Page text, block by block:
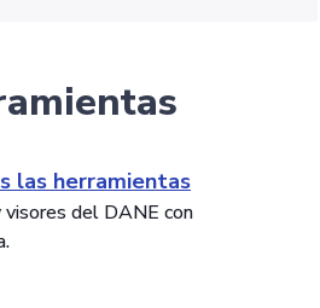
las herramientas
del DANE con